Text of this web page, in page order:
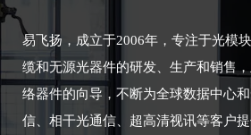
易飞扬，成立于2006年，专注于光模
缆和无源光器件的研发、生产和销售
络器件的向导，不断为全球数据中心
信、相干光通信、超高清视讯等客户